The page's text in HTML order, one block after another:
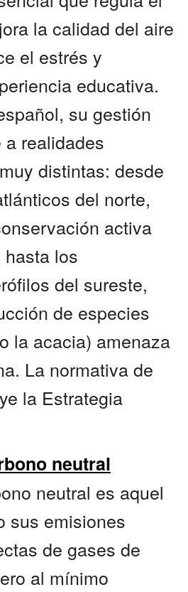
la calidad del aire
el estrés y
educativa.
su gestión
realidades
distintas: desde
del norte,
activa
los
del sureste,
de especies
la acacia) amenaza
La normativa de
la Estrategia
neutral
neutral es aquel
sus emisiones
de gases de
al mínimo